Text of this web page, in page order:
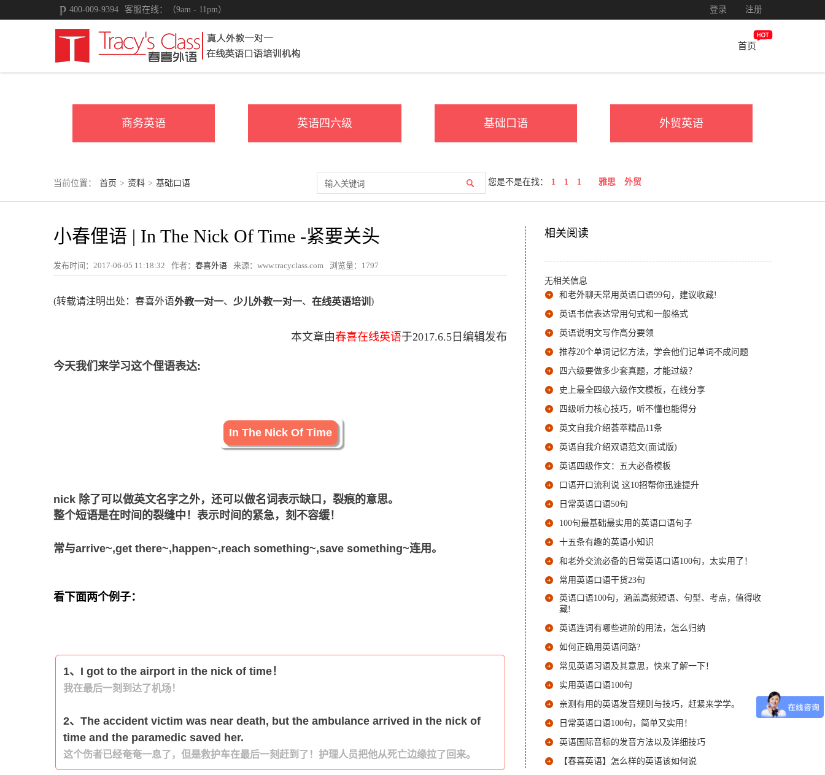
400-009-9394 客服在线：（9am - 11pm） 登录 注册
首页
商务英语 英语四六级 基础口语 外贸英语
当前位置： 首页 > 资料 > 基础口语 您是不是在找： 1 1 1 雅思 外贸
小春俚语 | In The Nick Of Time -紧要关头
发布时间：2017-06-05 11:18:32 作者： 春喜外语 来源：www.tracyclass.com 浏览量： 1797
(转载请注明出处：春喜外语外教一对一、 少儿外教一对一、 在线英语培训 )
本文章由春喜在线英语于2017.6.5 日编辑发布
今天我们来学习这个俚语表达:
In The Nick Of Time
nick 除了可以做英文名字之外，还可以做名词表示缺口，裂痕的意思。
整个短语是在时间的裂缝中！表示时间的紧急，刻不容缓！
常与arrive~,get there~,happen~,reach something~,save something~连用。
看下面两个例子：
1、I got to the airport in the nick of time！
我在最后一刻到达了机场！
2、The accident victim was near death, but the ambulance arrived in the nick of
time and the paramedic saved her.
这个伤者已经奄奄一息了，但是救护车在最后一刻赶到了！护理人员把他从死亡边缘拉了回来。
相关阅读
无相关信息
和老外聊天常用英语口语99句，建议收藏!
英语书信表达常用句式和一般格式
英语说明文写作高分要领
推荐20个单词记忆方法，学会他们记单词不成问题
四六级要做多少套真题，才能过级？
史上最全四级六级作文模板，在线分享
四级听力核心技巧，听不懂也能得分
英文自我介绍荟萃精品11条
英语自我介绍双语范文(面试版)
英语四级作文：五大必备模板
口语开口流利说 这10招帮你迅速提升
日常英语口语50句
100句最基础最实用的英语口语句子
十五条有趣的英语小知识
和老外交流必备的日常英语口语100句，太实用了！
常用英语口语干货23句
英语口语100句，涵盖高频短语、句型、考点，值得收
藏!
英语连词有哪些进阶的用法，怎么归纳
如何正确用英语问路?
常见英语习语及其意思，快来了解一下！
实用英语口语100句
亲测有用的英语发音规则与技巧，赶紧来学学。
日常英语口语100句，简单又实用！
英语国际音标的发音方法以及详细技巧
【春喜英语】怎么样的英语该如何说